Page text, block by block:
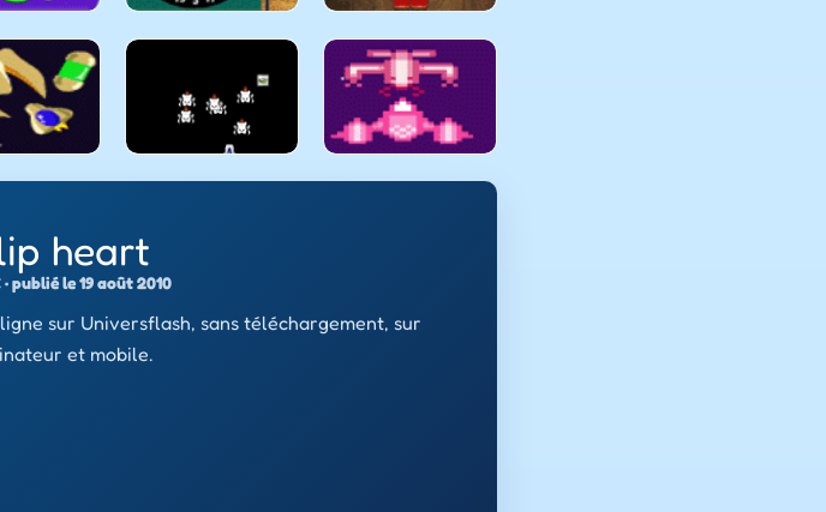
heart
publié le 19 août 2010
sur Universflash, sans téléchargement, sur
et mobile.